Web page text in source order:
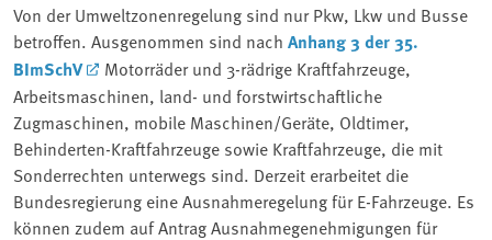
Von der Umweltzonenregelung sind nur Pkw, Lkw und Busse
betroffen. Ausgenommen sind nach Anhang 3 der 35.
BImSchV
Motorräder und 3-rädrige Kraftfahrzeuge,
Arbeitsmaschinen, land- und forstwirtschaftliche
Zugmaschinen, mobile Maschinen/Geräte, Oldtimer,
Behinderten-Kraftfahrzeuge sowie Kraftfahrzeuge, die mit
Sonderrechten unterwegs sind. Derzeit erarbeitet die
Bundesregierung eine Ausnahmeregelung für E-Fahrzeuge. Es
können zudem auf Antrag Ausnahmegenehmigungen für